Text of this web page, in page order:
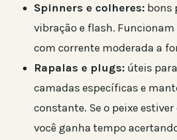
Spinners e colheres: bons
vibração e flash.
com corrente moderada a
Rapalas e plugs: úteis
camadas específicas e
constante. Se o peixe
você ganha tempo